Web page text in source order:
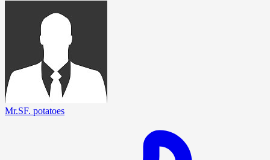
Mr.SF. potatoes